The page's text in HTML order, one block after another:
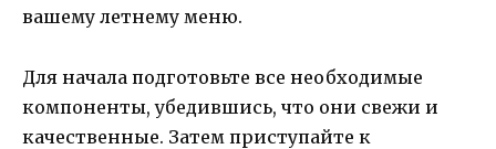
вашему летнему меню.
Для начала подготовьте все необходимые
компоненты, убедившись, что они свежи и
качественные. Затем приступайте к